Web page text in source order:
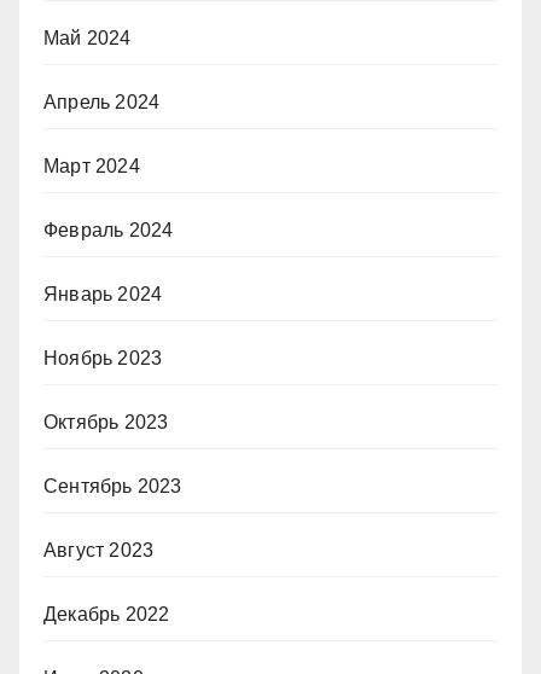
Май 2024
Апрель 2024
Март 2024
Февраль 2024
Январь 2024
Ноябрь 2023
Октябрь 2023
Сентябрь 2023
Август 2023
Декабрь 2022